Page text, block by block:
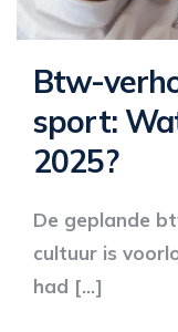
Btw-
sport:
2025?
De geplande
cultuur is
had […]